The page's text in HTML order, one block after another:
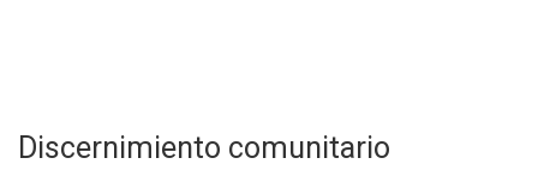
Discernimiento comunitario